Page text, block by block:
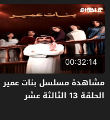
00:32:14
مشاهدة مسلسل بنات عمير
الحلقة 13 الثالثة عشر